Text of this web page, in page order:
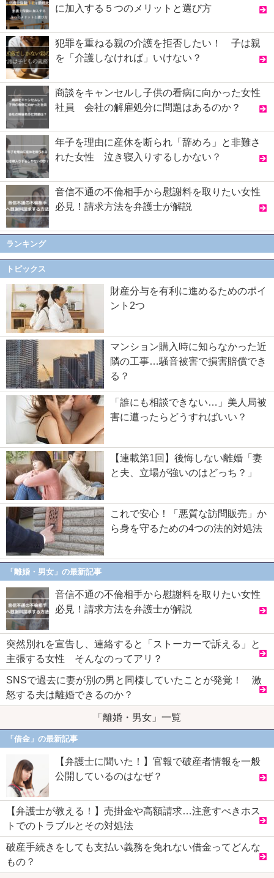
に加入する５つのメリットと選び方
犯罪を重ねる親の介護を拒否したい！ 子は親
を「介護しなければ」いけない？
商談をキャンセルし子供の看病に向かった女性
社員 会社の解雇処分に問題はあるのか？
年子を理由に産休を断られ「辞めろ」と非難さ
れた女性 泣き寝入りするしかない？
音信不通の不倫相手から慰謝料を取りたい女性
必見！請求方法を弁護士が解説
ランキング
トピックス
財産分与を有利に進めるためのポイ
ント2つ
マンション購入時に知らなかった近
隣の工事…騒音被害で損害賠償でき
る？
「誰にも相談できない…」美人局被
害に遭ったらどうすればいい？
【連載第1回】後悔しない離婚「妻
と夫、立場が強いのはどっち？」
これで安心！「悪質な訪問販売」か
ら身を守るための4つの法的対処法
「離婚・男女」の最新記事
音信不通の不倫相手から慰謝料を取りたい女性
必見！請求方法を弁護士が解説
突然別れを宣告し、連絡すると「ストーカーで訴える」と
主張する女性 そんなのってアリ？
SNSで過去に妻が別の男と同棲していたことが発覚！ 激
怒する夫は離婚できるのか？
「離婚・男女」一覧
「借金」の最新記事
【弁護士に聞いた！】官報で破産者情報を一般
公開しているのはなぜ？
【弁護士が教える！】売掛金や高額請求…注意すべきホス
トでのトラブルとその対処法
破産手続きをしても支払い義務を免れない借金ってどんな
もの？